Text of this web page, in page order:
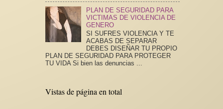
PLAN DE SEGURIDAD PARA
VICTIMAS DE VIOLENCIA DE
GENERO
SI SUFRES VIOLENCIA Y TE
ACABAS DE SEPARAR
DEBES DISEÑAR TU PROPIO
PLAN DE SEGURIDAD PARA PROTEGER
TU VIDA Si bien las denuncias ...
Vistas de página en total